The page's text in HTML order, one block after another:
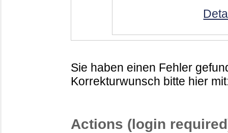
Sie haben einen Fehler
Korrekturwunsch bitte hier
Actions (login